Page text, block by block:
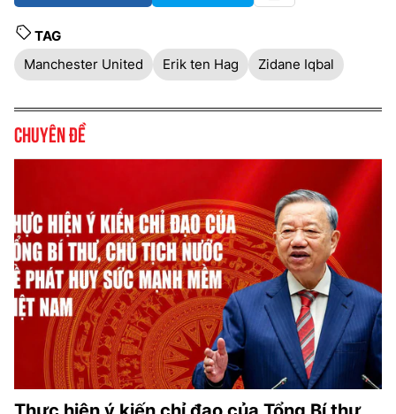
TAG
Manchester United
Erik ten Hag Zidane Iqbal
Chuyên đề